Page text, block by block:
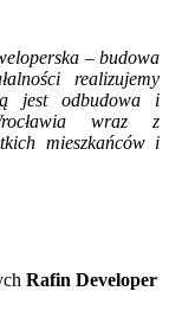
– budowa
realizujemy
jest odbudowa i
wraz z
mieszkańców i
Rafin Developer